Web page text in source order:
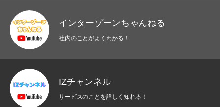
インターゾーンちゃんねる
社内のことがよくわかる！
IZチャンネル
サービスのことを詳しく知れる！